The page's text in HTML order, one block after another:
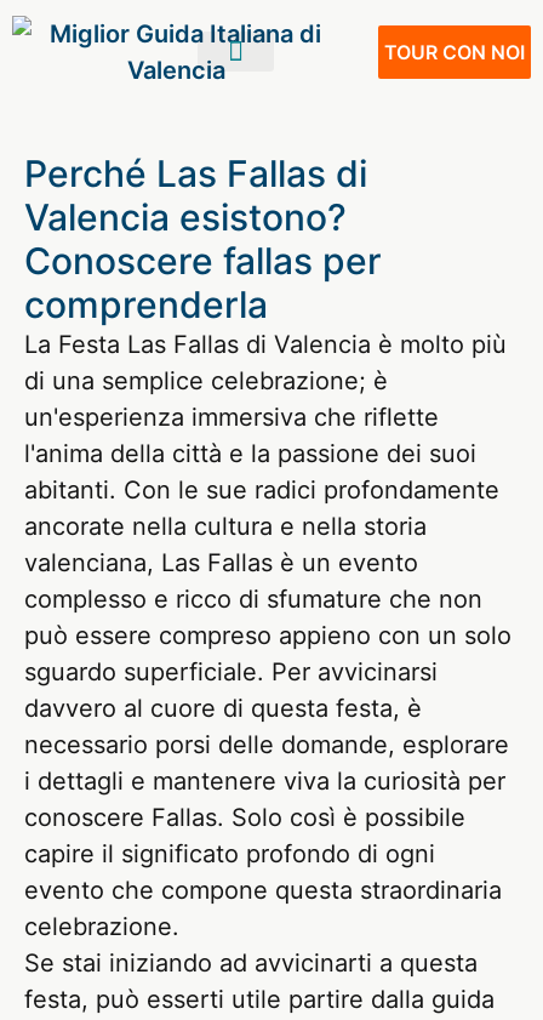
TOUR CON NOI
Perché Las Fallas di
Valencia esistono?
Conoscere fallas per
comprenderla
La Festa Las Fallas di Valencia è molto più
di una semplice celebrazione; è
un'esperienza immersiva che riflette
l'anima della città e la passione dei suoi
abitanti. Con le sue radici profondamente
ancorate nella cultura e nella storia
valenciana, Las Fallas è un evento
complesso e ricco di sfumature che non
può essere compreso appieno con un solo
sguardo superficiale. Per avvicinarsi
davvero al cuore di questa festa, è
necessario porsi delle domande, esplorare
i dettagli e mantenere viva la curiosità per
conoscere Fallas. Solo così è possibile
capire il significato profondo di ogni
evento che compone questa straordinaria
celebrazione.
Se stai iniziando ad avvicinarti a questa
festa, può esserti utile partire dalla guida